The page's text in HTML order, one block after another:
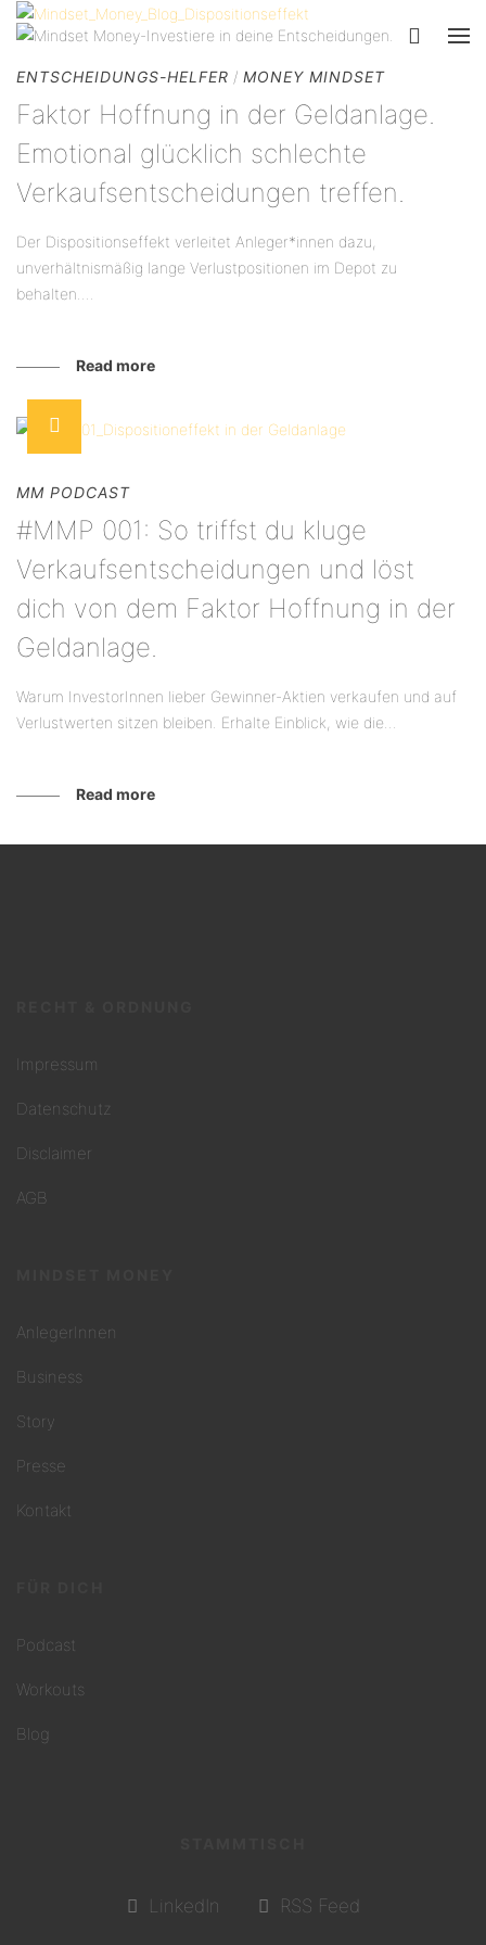
ENTSCHEIDUNGS-HELFER / MONEY MINDSET
Faktor Hoffnung in der Geldanlage.
Emotional glücklich schlechte
Verkaufsentscheidungen treffen.
Der Dispositionseffekt verleitet Anleger*innen dazu,
unverhältnismäßig lange Verlustpositionen im Depot zu
behalten....
Read more
MM PODCAST
#MMP 001: So triffst du kluge
Verkaufsentscheidungen und löst
dich von dem Faktor Hoffnung in der
Geldanlage.
Warum InvestorInnen lieber Gewinner-Aktien verkaufen und auf
Verlustwerten sitzen bleiben. Erhalte Einblick, wie die...
Read more
Impressum
Datenschutz
Disclaimer
AGB
AnlegerInnen
Business
Story
Presse
Kontakt
Podcast
Workouts
Blog
LinkedIn RSS Feed